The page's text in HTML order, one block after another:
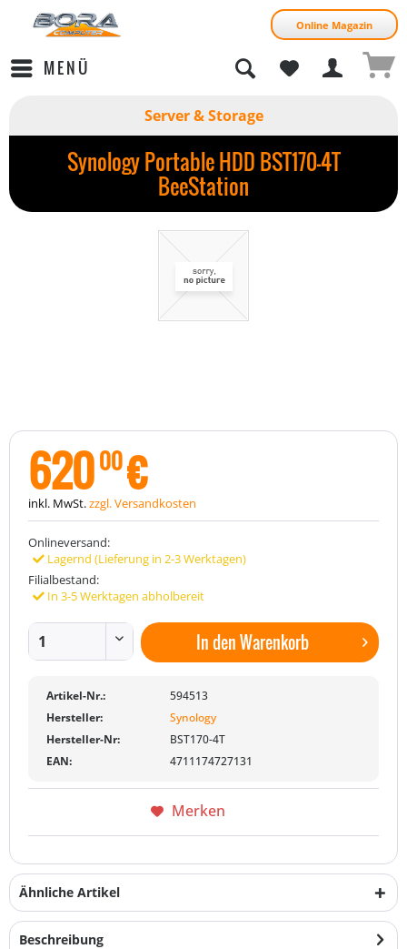
Online Magazin
MENÜ
Server & Storage
Synology Portable HDD BST170-4T
BeeStation
62000€
inkl. MwSt.zzgl. Versandkosten
Onlineversand:
Lagernd (Lieferung in 2-3 Werktagen)
Filialbestand:
In 3-5 Werktagen abholbereit
In denWarenkorb
Artikel-Nr.:
594513
Hersteller:
Synology
Hersteller-Nr:
BST170-4T
EAN:
4711174727131
Merken
Ähnliche Artikel
Beschreibung